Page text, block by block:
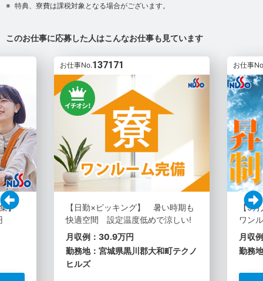
特典、寮費は課税対象となる場合がございます。
このお仕事に応募した人はこんなお仕事も見ています
集】
お仕事No.137171
【日勤×ピッキング】 暑い時期も
快適空間 設定温度低めで涼しい!
月収例：30.9万円
勤務地：宮城県黒川郡大和町テクノ
ヒルズ
お仕事
【9
ワン
月収
勤務